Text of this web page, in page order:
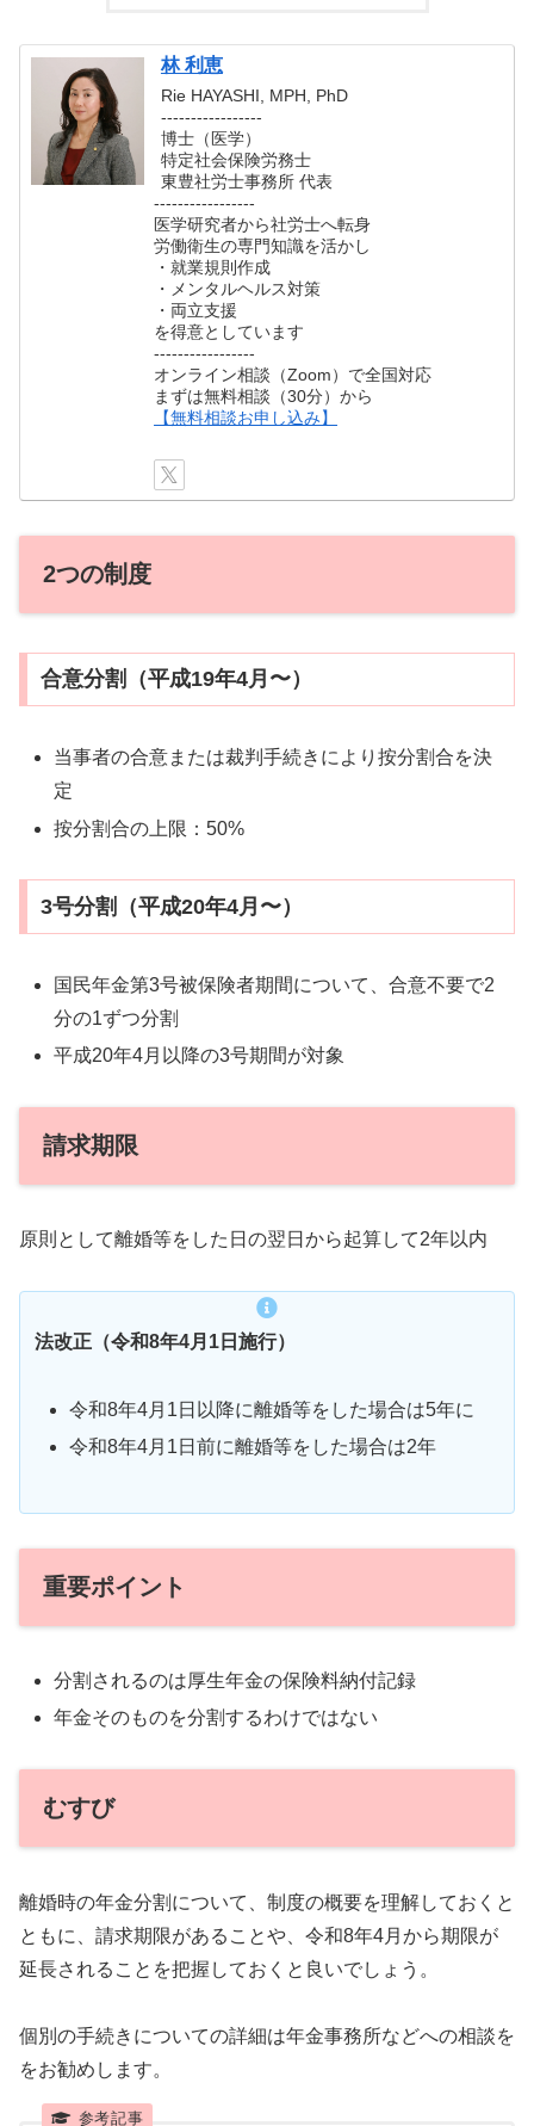
林 利恵
Rie HAYASHI, MPH, PhD
-----------------
博士（医学）
特定社会保険労務士
東豊社労士事務所 代表
-----------------
医学研究者から社労士へ転身
労働衛生の専門知識を活かし
・就業規則作成
・メンタルヘルス対策
・両立支援
を得意としています
-----------------
オンライン相談（Zoom）で全国対応
まずは無料相談（30分）から
【無料相談お申し込み】
2つの制度
合意分割（平成19年4月〜）
当事者の合意または裁判手続きにより按分割合を決
定
按分割合の上限：50%
3号分割（平成20年4月〜）
国民年金第3号被保険者期間について、合意不要で2
分の1ずつ分割
平成20年4月以降の3号期間が対象
請求期限
原則として離婚等をした日の翌日から起算して2年以内
法改正（令和8年4月1日施行）
令和8年4月1日以降に離婚等をした場合は5年に
令和8年4月1日前に離婚等をした場合は2年
重要ポイント
分割されるのは厚生年金の保険料納付記録
年金そのものを分割するわけではない
むすび
離婚時の年金分割について、制度の概要を理解しておくと
ともに、請求期限があることや、令和8年4月から期限が
延長されることを把握しておくと良いでしょう。
個別の手続きについての詳細は年金事務所などへの相談を
をお勧めします。